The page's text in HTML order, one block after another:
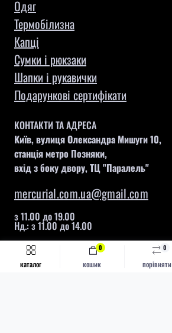
каталог порівняти
0
кошик
0
Швидке замовлення
Одяг
Термобілизна
Капці
Сумки і рюкзаки
Шапки і рукавички
Подарункові сертифікати
КОНТАКТИ ТА АДРЕСА
Київ, вулиця Олександра Мишуги 10,
станція метро Позняки,
вхід з боку двору, ТЦ "Паралель"
mercurial.com.ua@gmail.com
з 11.00 до 19.00
Нд.: з 11.00 до 14.00